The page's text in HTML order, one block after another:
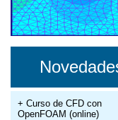
+ Curso de CFD con
OpenFOAM (online)